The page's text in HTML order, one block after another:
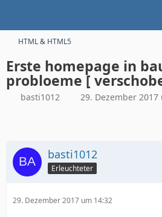
HTML & HTML5
Erste homepage in
probloeme [
basti1012 29. Dezember 2017
basti1012
Erleuchteter
29. Dezember 2017 um 14:32